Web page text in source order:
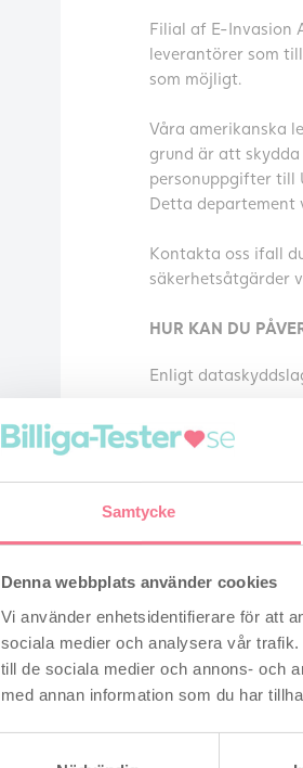
Samtycke
Denna webbplats använder cookies
Vi använder enhetsidentifierare för att
sociala medier och analysera vår
till de sociala medier och annons- och
med annan information som du har
Filial af E-Invasion
leverantörer som
som möjligt.
Våra amerikanska
grund är att
personuppgifter till
Detta departement
Kontakta oss ifall
säkerhetsåtgärder
HUR KAN DU
Enligt
Du har rätt att helt
från och med
har alltid rätt att
när behandlingen
I vissa andra fall
övertygande legala
för anledningen att
RÄTT TILL
Du har rätt att få
och få en kopia av